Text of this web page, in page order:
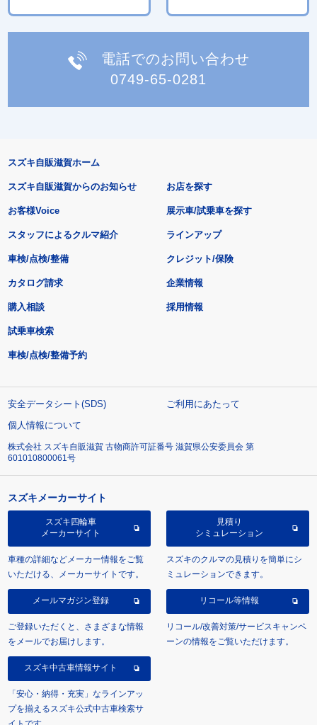
電話でのお問い合わせ
0749-65-0281
スズキ自販滋賀ホーム
スズキ自販滋賀からのお知らせ
お客様Voice
スタッフによるクルマ紹介
お店を探す
展示車/試乗車を探す
ラインアップ
車検/点検/整備 クレジット/保険
カタログ請求
購入相談
試乗車検索
車検/点検/整備予約
企業情報
採用情報
安全データシート(SDS)
ご利用にあたって
個人情報について
株式会社 スズキ自販滋賀 古物商許可証番号 滋賀県公安委員会 第
601010800061号
スズキメーカーサイト
スズキ四輪車
メーカーサイト
車種の詳細などメーカー情報をご覧
いただける、メーカーサイトです。
見積り
シミュレーション
スズキのクルマの見積りを簡単にシ
ミュレーションできます。
メールマガジン登録
ご登録いただくと、さまざまな情報
をメールでお届けします。
リコール等情報
リコール/改善対策/サービスキャンペ
ーンの情報をご覧いただけます。
スズキ中古車情報サイト
「安心・納得・充実」なラインアッ
プを揃えるスズキ公式中古車検索サ